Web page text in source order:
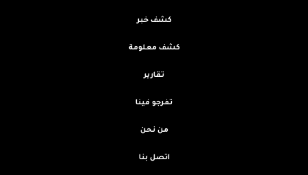
كشف خبر
كشف معلومة
تقارير
تفرجو فينا
من نحن
اتصل بنا